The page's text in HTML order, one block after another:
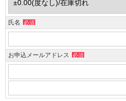
氏名 必須
お申込メールアドレス 必須